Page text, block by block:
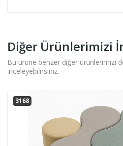
Diğer Ürünlerimizi
Bu ürüne benzer diğer ürünlerimizi
inceleyebilirsiniz.